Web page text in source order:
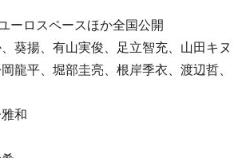
ーロスペースほか全国公開
葵揚、有山実俊、足立智充、山田キヌ
龍平、堀部圭亮、根岸季衣、渡辺哲、
和